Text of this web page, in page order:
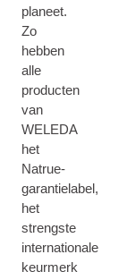
planeet.
Zo
hebben
alle
producten
van
WELEDA
het
Natrue-
garantielabel,
het
strengste
internationale
keurmerk